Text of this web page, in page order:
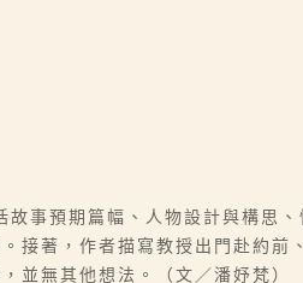
事預期篇幅、人物設計與構思
接著，作者描寫教授出門赴約
並無其他想法。（文／潘妤梵）